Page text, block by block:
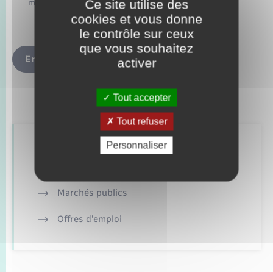
ma demande d’informations.
Envoyer
Retrouvez aussi
Marchés publics
Offres d'emploi
Ce site utilise des
cookies et vous donne
le contrôle sur ceux
que vous souhaitez
activer
Tout accepter
Tout refuser
Personnaliser